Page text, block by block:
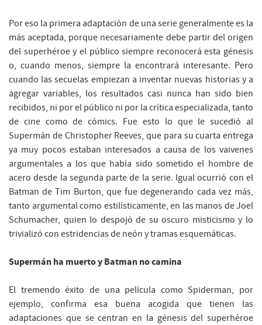
Por eso la primera adaptación de una serie generalmente es la
más aceptada, porque necesariamente debe partir del origen
del superhéroe y el público siempre reconocerá esta génesis
o, cuando menos, siempre la encontrará interesante. Pero
cuando las secuelas empiezan a inventar nuevas historias y a
agregar variables, los resultados casi nunca han sido bien
recibidos, ni por el público ni por la crítica especializada, tanto
de cine como de cómics. Fue esto lo que le sucedió al
Supermán de Christopher Reeves, que para su cuarta entrega
ya muy pocos estaban interesados a causa de los vaivenes
argumentales a los que había sido sometido el hombre de
acero desde la segunda parte de la serie. Igual ocurrió con el
Batman de Tim Burton, que fue degenerando cada vez más,
tanto argumental como estilísticamente, en las manos de Joel
Schumacher, quien lo despojó de su oscuro misticismo y lo
trivializó con estridencias de neón y tramas esquemáticas.
Supermán ha muerto y Batman no camina
El tremendo éxito de una película como Spiderman, por
ejemplo, confirma esa buena acogida que tienen las
adaptaciones que se centran en la génesis del superhéroe